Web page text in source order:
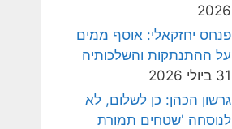
2026
פנחס יחזקאלי: אוסף ממים
על ההתנתקות והשלכותיה
31 ביולי 2026
גרשון הכהן: כן לשלום, לא
לנוסחה 'שטחים תמורת